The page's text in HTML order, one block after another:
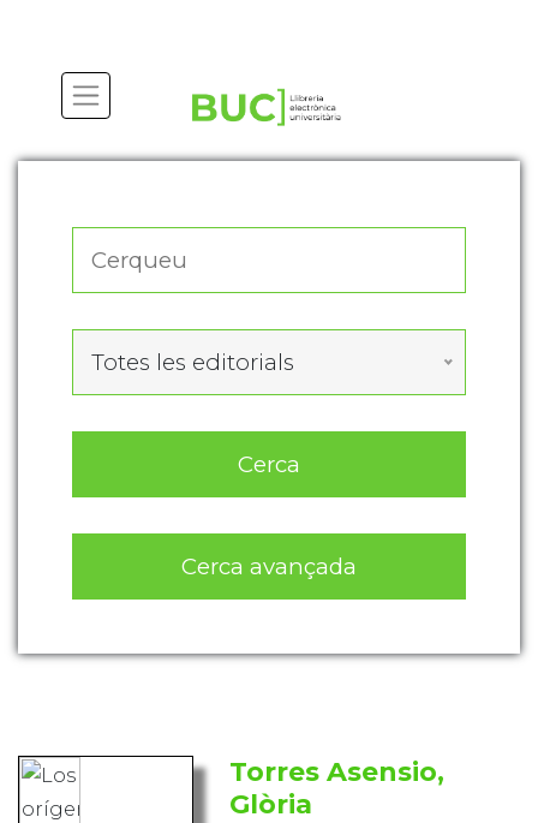
Totes les editorials
Cerca
Cerca avançada
Torres Asensio,
Glòria